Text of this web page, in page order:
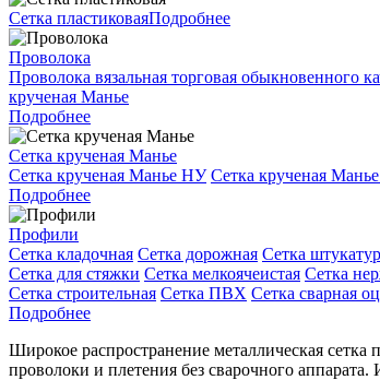
Сетка пластиковаяПодробнее
Проволока
Проволока вязальная торговая обыкновенного
крученая Манье
Подробнее
Сетка крученая Манье
Сетка крученая Манье НУ Сетка крученая
Подробнее
Профили
Сетка кладочная Сетка дорожная Сетка
Сетка для стяжки Сетка мелкоячеистая Сетка
Сетка строительная Сетка ПВХ Сетка сварная
Подробнее
Широкое распространение металлическая сетка
проволоки и плетения без сварочного